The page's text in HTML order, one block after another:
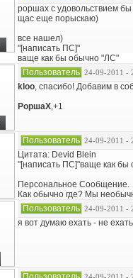
роршах с удовольствием бы
щас еще порыскаю)
все нашел)
"[написать ПС]"
ваще как бы обычно "ЛС"
Пользователь 24-09-2011 -
kloo, спасибо! Добавим в
РоршаХ,+1
Пользователь 24-09-2011 -
Цитата: Devid Blein
"[написать ПС]"ваще как бы
Персональное Сообщение.
Как обычно где? Мы
Пользователь 24-09-2011 -
я вот думаю ехать - не